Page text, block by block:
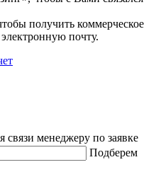
получить коммерческое
почту.
связи менеджеру по заявке
Подберем